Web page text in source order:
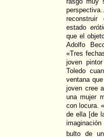
estado
que el
Adolfo
«Tres
joven
Toledo
ventana
joven cree
una mujer
con locura.
de ella [de
bulto de